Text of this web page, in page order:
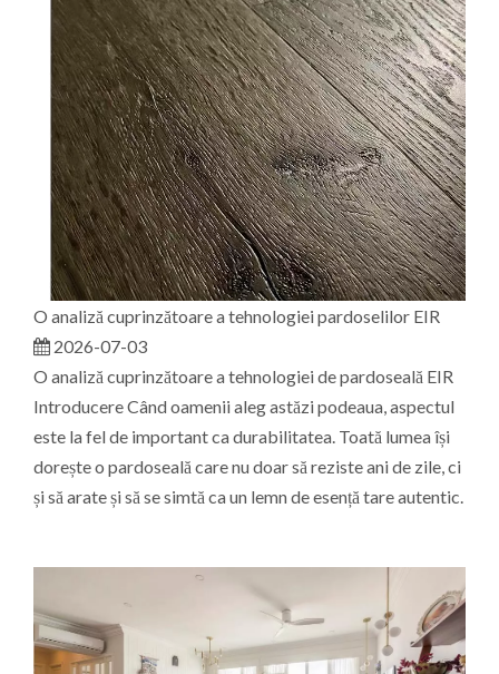
O analiză cuprinzătoare a tehnologiei pardoselilor EIR
2026-07-03
O analiză cuprinzătoare a tehnologiei de pardoseală EIR
Introducere Când oamenii aleg astăzi podeaua, aspectul
este la fel de important ca durabilitatea. Toată lumea își
dorește o pardoseală care nu doar să reziste ani de zile, ci
și să arate și să se simtă ca un lemn de esență tare autentic.